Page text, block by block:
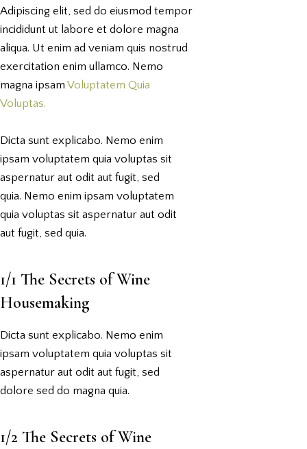
Adipiscing elit, sed do eiusmod tempor
incididunt ut labore et dolore magna
aliqua. Ut enim ad veniam quis nostrud
exercitation enim ullamco. Nemo
magna ipsam Voluptatem Quia
Voluptas.
Dicta sunt explicabo. Nemo enim
ipsam voluptatem quia voluptas sit
aspernatur aut odit aut fugit, sed
quia. Nemo enim ipsam voluptatem
quia voluptas sit aspernatur aut odit
aut fugit, sed quia.
1/1 The Secrets of Wine
Housemaking
Dicta sunt explicabo. Nemo enim
ipsam voluptatem quia voluptas sit
aspernatur aut odit aut fugit, sed
dolore sed do magna quia.
1/2 The Secrets of Wine